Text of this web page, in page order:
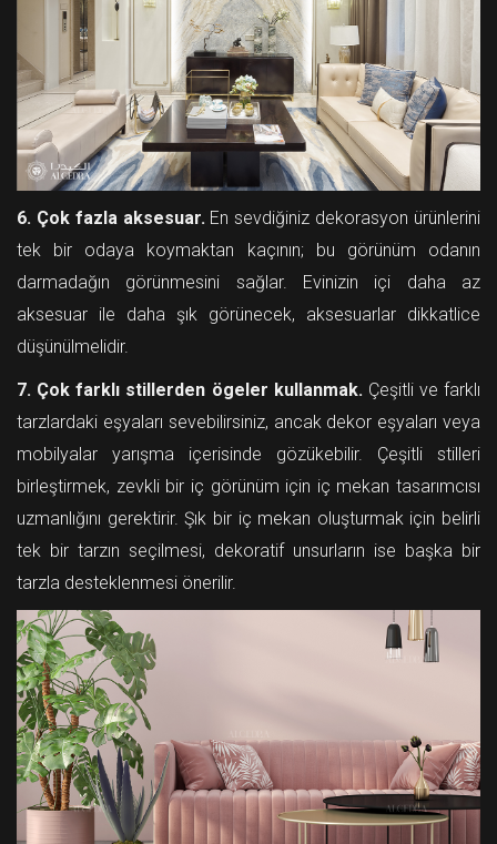
6. Çok fazla aksesuar.En sevdiğiniz dekorasyon ürünlerini
tek bir odaya koymaktan kaçının; bu görünüm odanın
darmadağın görünmesini sağlar. Evinizin içi daha az
aksesuar ile daha şık görünecek, aksesuarlar dikkatlice
düşünülmelidir.
7. Çok farklı stillerden ögeler kullanmak. Çeşitli ve farklı
tarzlardaki eşyaları sevebilirsiniz, ancak dekor eşyaları veya
mobilyalar yarışma içerisinde gözükebilir. Çeşitli stilleri
birleştirmek, zevkli bir iç görünüm için iç mekan tasarımcısı
uzmanlığını gerektirir. Şık bir iç mekan oluşturmak için belirli
tek bir tarzın seçilmesi, dekoratif unsurların ise başka bir
tarzla desteklenmesi önerilir.